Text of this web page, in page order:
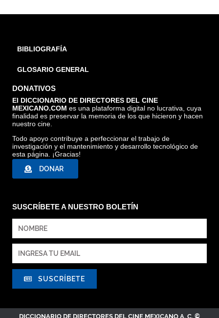
BIBLIOGRAFÍA
GLOSARIO GENERAL
DONATIVOS
El DICCIONARIO DE DIRECTORES DEL CINE
MEXICANO.COM es una plataforma digital no lucrativa, cuya
finalidad es preservar la memoria de los que hicieron y hacen
nuestro cine.
Todo apoyo contribuye a perfeccionar el trabajo de
investigación y el mantenimiento y desarrollo tecnológico de
esta página. ¡Gracias!
DONAR
SUSCRÍBETE A NUESTRO BOLETÍN
SUSCRÍBETE
DICCIONARIO DE DIRECTORES DEL CINE MEXICANO A. C. ©